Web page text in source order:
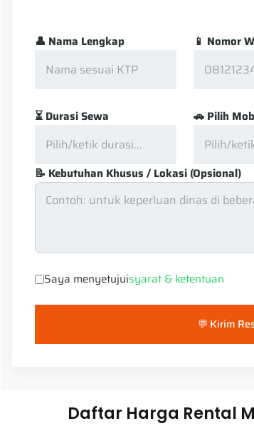
👤 Nama Lengkap 📱 Nomor
⏳ Durasi Sewa 🚗 Pilih
📝 Kebutuhan Khusus / Lokasi (Opsional)
Saya menyetujuisyarat & ketentuan
💬 Kirim
Daftar Harga Rental